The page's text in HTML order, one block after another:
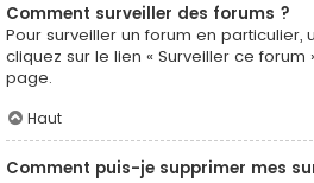
Comment surveiller des forums ?
Pour surveiller un forum en particulier,
cliquez sur le lien « Surveiller ce
page.
Haut
Comment puis-je supprimer mes